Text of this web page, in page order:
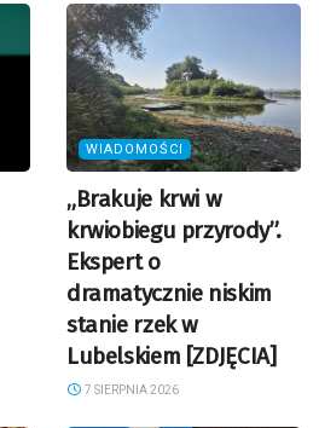
WIADOMOŚCI
„Brakuje krwi w
krwiobiegu przyrody”.
Ekspert o
dramatycznie niskim
stanie rzek w
Lubelskiem [ZDJĘCIA]
7 SIERPNIA 2026